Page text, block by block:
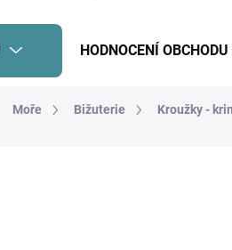
HODNOCENÍ OBCHODU
Moře Bižuterie Kroužky -